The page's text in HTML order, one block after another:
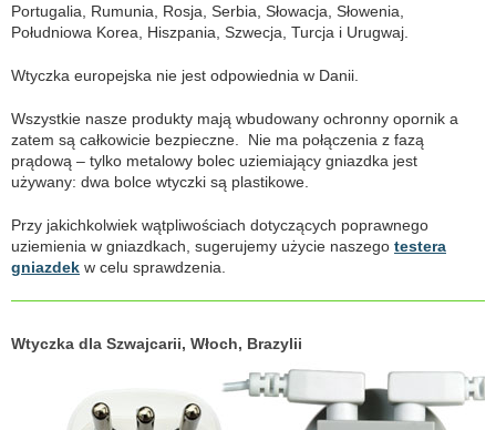
Portugalia, Rumunia, Rosja, Serbia, Słowacja, Słowenia,
Południowa Korea, Hiszpania, Szwecja, Turcja i Urugwaj.
Wtyczka europejska nie jest odpowiednia w Danii.
Wszystkie nasze produkty mają wbudowany ochronny opornik a
zatem są całkowicie bezpieczne. Nie ma połączenia z fazą
prądową – tylko metalowy bolec uziemiający gniazdka jest
używany: dwa bolce wtyczki są plastikowe.
Przy jakichkolwiek wątpliwościach dotyczących poprawnego
uziemienia w gniazdkach, sugerujemy użycie naszego testera
gniazdek w celu sprawdzenia.
Wtyczka dla Szwajcarii, Włoch, Brazylii